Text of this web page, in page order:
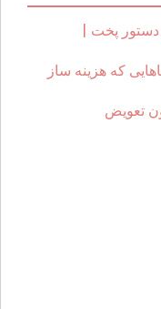
پخت |
که هزینه ساز
تعویض